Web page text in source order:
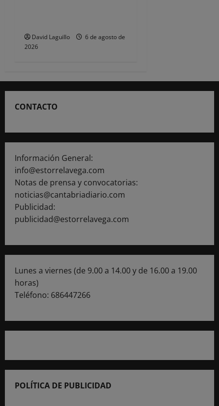
David Laguillo
6 de agosto de
2026
CONTACTO
Información General:
info@estorrelavega.com
Notas de prensa y convocatorias:
noticias@cantabriadiario.com
Publicidad:
publicidad@estorrelavega.com
Lunes a viernes (de 9.00 a 14.00 y de 16.00 a 19.00
horas)
Teléfono: 686447266
POLÍTICA DE PUBLICIDAD